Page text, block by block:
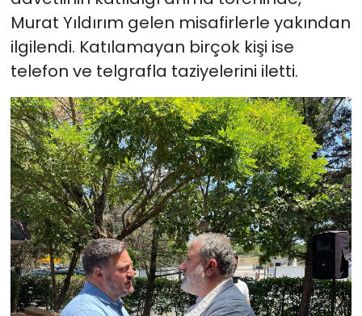
Murat Yıldırım gelen misafirlerle yakından
ilgilendi. Katılamayan birçok kişi ise
telefon ve telgrafla taziyelerini iletti.